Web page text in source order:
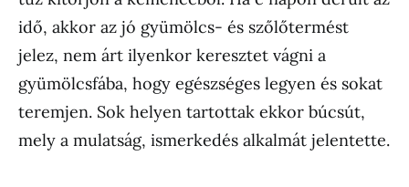
idő, akkor az jó gyümölcs- és szőlőtermést
jelez, nem árt ilyenkor keresztet vágni a
gyümölcsfába, hogy egészséges legyen és sokat
teremjen. Sok helyen tartottak ekkor búcsút,
mely a mulatság, ismerkedés alkalmát jelentette.